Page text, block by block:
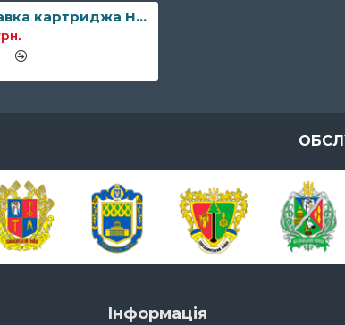
Заправка картриджа HP Q3960A (122A)
Інформація